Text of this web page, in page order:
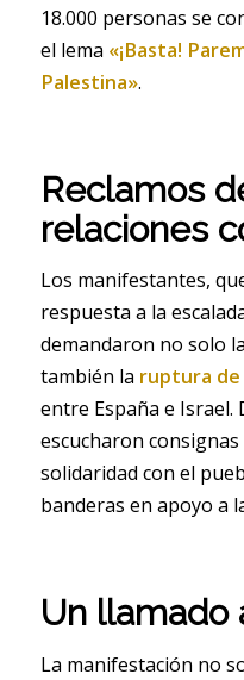
18.000 personas se
el lema «¡Basta!
Palestina».
Reclamos
relaciones
Los manifestantes,
respuesta a la
demandaron no solo
también la ruptura de
entre España e Israel.
escucharon
solidaridad con el
banderas en apoyo a
Un llamado
La manifestación no